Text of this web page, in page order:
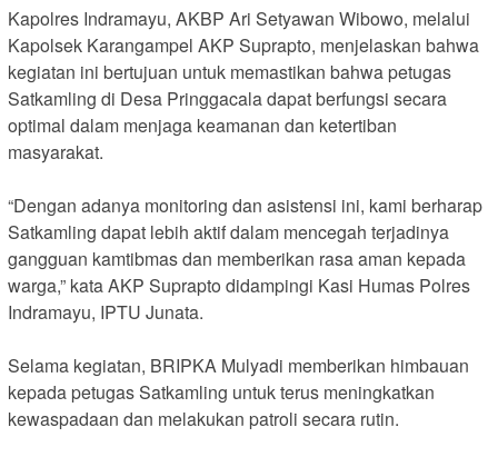
Kapolres Indramayu, AKBP Ari Setyawan Wibowo, melalui
Kapolsek Karangampel AKP Suprapto, menjelaskan bahwa
kegiatan ini bertujuan untuk memastikan bahwa petugas
Satkamling di Desa Pringgacala dapat berfungsi secara
optimal dalam menjaga keamanan dan ketertiban
masyarakat.
“Dengan adanya monitoring dan asistensi ini, kami berharap
Satkamling dapat lebih aktif dalam mencegah terjadinya
gangguan kamtibmas dan memberikan rasa aman kepada
warga,” kata AKP Suprapto didampingi Kasi Humas Polres
Indramayu, IPTU Junata.
Selama kegiatan, BRIPKA Mulyadi memberikan himbauan
kepada petugas Satkamling untuk terus meningkatkan
kewaspadaan dan melakukan patroli secara rutin.